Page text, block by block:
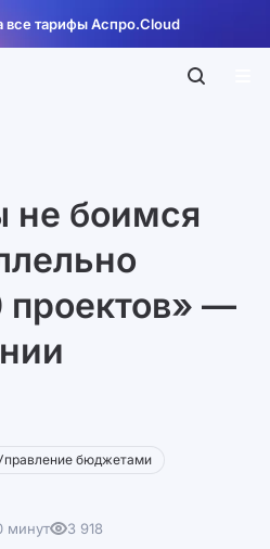
все тарифы Аспро.Cloud
не боимся
проектов» —
бюджетами
минут
3 918